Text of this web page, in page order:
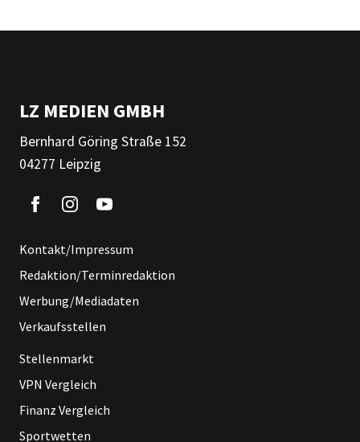
LZ MEDIEN GMBH
Bernhard Göring Straße 152
04277 Leipzig
Kontakt/Impressum
Redaktion/Terminredaktion
Werbung/Mediadaten
Verkaufsstellen
Stellenmarkt
VPN Vergleich
Finanz Vergleich
Sportwetten